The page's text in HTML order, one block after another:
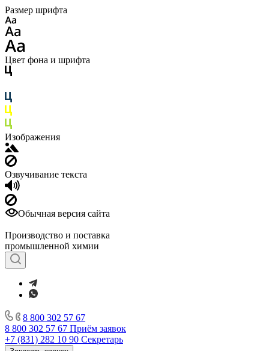
Размер шрифта
Цвет фона и шрифта
Изображения
Озвучивание текста
Обычная версия сайта
Производство и поставка
промышленной химии
8 800 302 57 67
8 800 302 57 67 Приём заявок
+7 (831) 282 10 90 Секретарь